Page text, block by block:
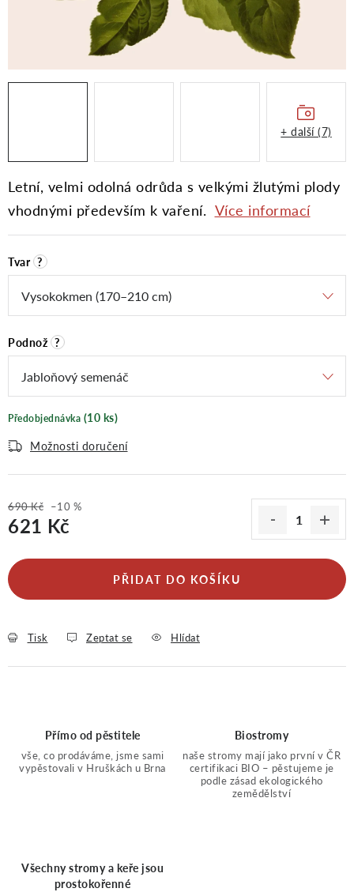
Letní, velmi odolná odrůda s velkými žlutými plody
vhodnými především k vaření. Více informací
Tvar ?
Podnož ?
Předobjednávka (10 ks)
Možnosti doručení
690 Kč –10 %
621 Kč
PŘIDAT DO KOŠÍKU
Tisk Zeptat se Hlídat
+ další (7)
Přímo od pěstitele
vše, co prodáváme, jsme sami
vypěstovali v Hruškách u Brna
Biostromy
naše stromy mají jako první v ČR
certifikaci BIO – pěstujeme je
podle zásad ekologického
zemědělství
Všechny stromy a keře jsou
prostokořenné